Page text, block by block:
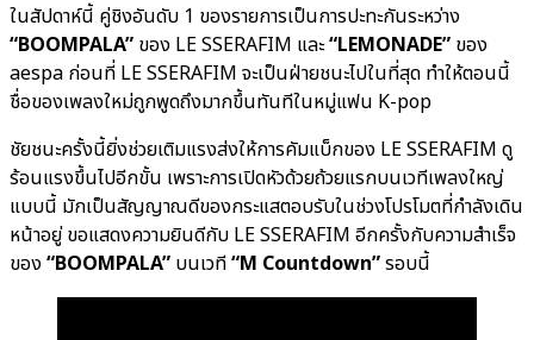
ในสัปดาห์นี้ คู่ชิงอันดับ 1 ของรายการเป็นการปะทะกันระหว่าง
“BOOMPALA” ของ LE SSERAFIM และ“LEMONADE” ของ
aespa ก่อนที่ LE SSERAFIM จะเป็นฝ่ายชนะไปในที่สุด ทำให้ตอนนี้
ชื่อของเพลงใหม่ถูกพูดถึงมากขึ้นทันทีในหมู่แฟน K-pop
ชัยชนะครั้งนี้ยิ่งช่วยเติมแรงส่งให้การคัมแบ็กของ LE SSERAFIM ดู
ร้อนแรงขึ้นไปอีกขั้น เพราะการเปิดหัวด้วยถ้วยแรกบนเวทีเพลงใหญ่
แบบนี้ มักเป็นสัญญาณดีของกระแสตอบรับในช่วงโปรโมตที่กำลังเดิน
หน้าอยู่ ขอแสดงความยินดีกับ LE SSERAFIM อีกครั้งกับความสำเร็จ
ของ“BOOMPALA” บนเวที“M Countdown”รอบนี้